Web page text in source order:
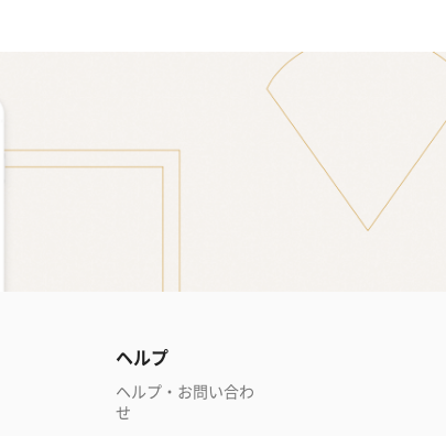
ヘルプ
ヘルプ・お問い合わ
せ